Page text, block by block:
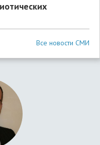
Все новости СМИ